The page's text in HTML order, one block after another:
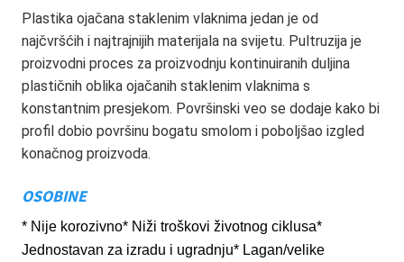
Plastika ojačana staklenim vlaknima jedan je od
najčvršćih i najtrajnijih materijala na svijetu. Pultruzija je
proizvodni proces za proizvodnju kontinuiranih duljina
plastičnih oblika ojačanih staklenim vlaknima s
konstantnim presjekom. Površinski veo se dodaje kako bi
profil dobio površinu bogatu smolom i poboljšao izgled
konačnog proizvoda.
OSOBINE
* Nije korozivno* Niži troškovi životnog ciklusa*
Jednostavan za izradu i ugradnju* Lagan/velike